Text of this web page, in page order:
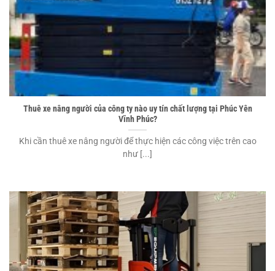
Thuê xe nâng người của công ty nào uy tín chất lượng tại Phúc Yên
Vĩnh Phúc?
Khi cần thuê xe nâng người để thực hiện các công việc trên cao
như [...]